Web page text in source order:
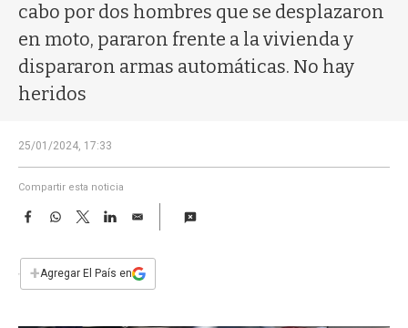
cabo por dos hombres que se desplazaron
en moto, pararon frente a la vivienda y
dispararon armas automáticas. No hay
heridos
25/01/2024, 17:33
Compartir esta noticia
F
e
b
W
s
T
w
t
L
E
i
l
+Agregar El País en